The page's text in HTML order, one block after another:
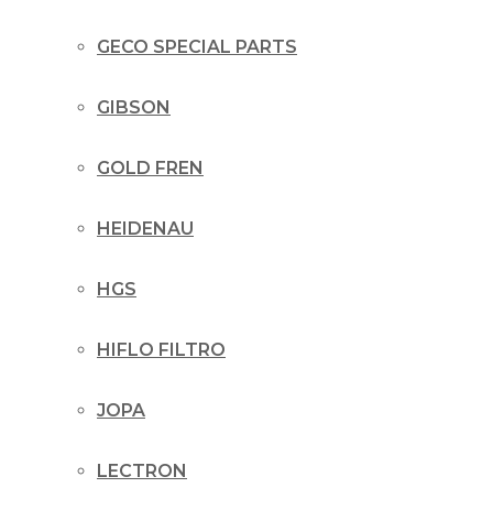
GECO SPECIAL PARTS
GIBSON
GOLD FREN
HEIDENAU
HGS
HIFLO FILTRO
JOPA
LECTRON